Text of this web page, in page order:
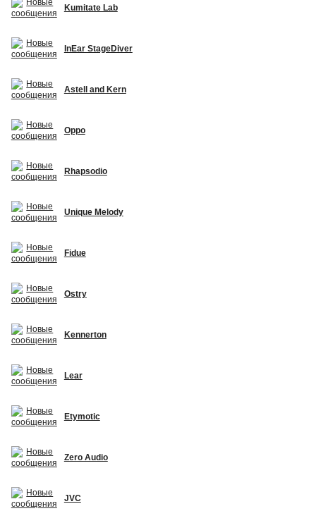
Kumitate Lab
InEar StageDiver
Astell and Kern
Oppo
Rhapsodio
Unique Melody
Fidue
Ostry
Kennerton
Lear
Etymotic
Zero Audio
JVC